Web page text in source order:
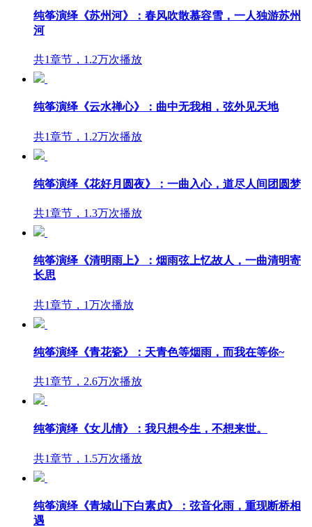
纯筝演绎《苏州河》：春风吹散慕容雪，一人独游苏州
河
共1章节，1.2万次播放
纯筝演绎《云水禅心》：曲中无我相，弦外见天地
共1章节，1.2万次播放
纯筝演绎《花好月圆夜》：一曲入心，道尽人间团圆梦
共1章节，1.3万次播放
纯筝演绎《清明雨上》：烟雨弦上忆故人，一曲清明寄
长思
共1章节，1万次播放
纯筝演绎《青花瓷》：天青色等烟雨，而我在等你~
共1章节，2.6万次播放
纯筝演绎《女儿情》：我只想今生，不想来世。
共1章节，1.5万次播放
纯筝演绎《青城山下白素贞》：弦音化雨，重现断桥相
遇